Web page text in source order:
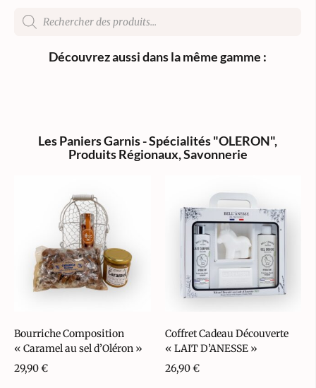
Découvrez aussi dans la même gamme :
Les Paniers Garnis - Spécialités "OLERON",
Produits Régionaux,Savonnerie
Bourriche Composition
« Caramel au sel d’Oléron »
29,90€
Coffret Cadeau Découverte
« LAIT D’ANESSE »
26,90€